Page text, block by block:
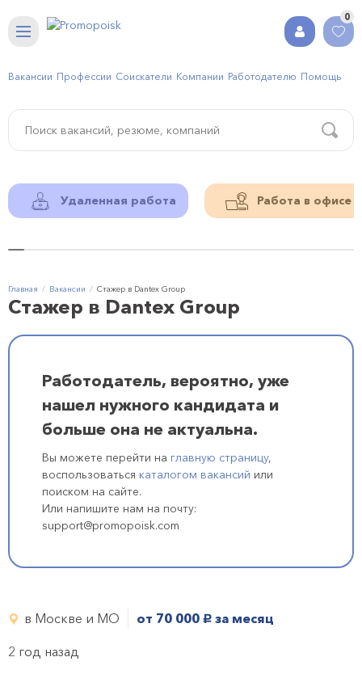
0
Вакансии Профессии Соискатели Компании Работодателю Помощь
Удаленная работа Работа в офисе
Главная Вакансии Стажер в Dantex Group
Стажер в Dantex Group
Работодатель, вероятно, уже
нашел нужного кандидата и
больше она не актуальна.
Вы можете перейти на главную страницу,
воспользоваться каталогом вакансий или
поиском на сайте.
Или напишите нам на почту:
support@promopoisk.com
в Москве и МО от 70 000 руб. за месяц
2 год назад